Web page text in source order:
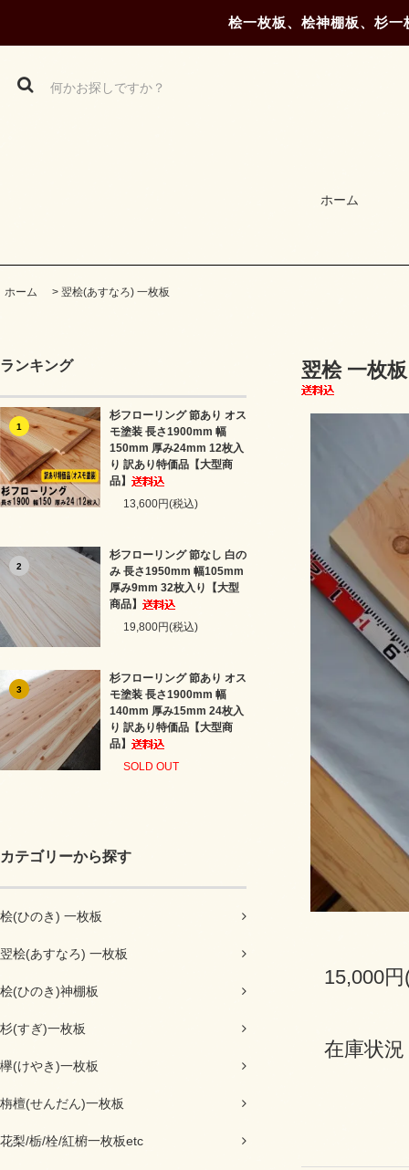
桧一枚板、桧神棚板、杉
ホーム
ホーム > 翌桧(あすなろ) 一枚板
ランキング
1
杉フローリング 節あり オス
モ塗装 長さ1900mm 幅
150mm 厚み24mm 12枚入
り 訳あり特価品【大型商
品】
13,600円(税込)
2
杉フローリング 節なし 白の
み 長さ1950mm 幅105mm
厚み9mm 32枚入り【大型
商品】
19,800円(税込)
3
杉フローリング 節あり オス
モ塗装 長さ1900mm 幅
140mm 厚み15mm 24枚入
り 訳あり特価品【大型商
品】
SOLD OUT
カテゴリーから探す
桧(ひのき) 一枚板
翌桧(あすなろ) 一枚板
桧(ひのき)神棚板
杉(すぎ)一枚板
欅(けやき)一枚板
栴檀(せんだん)一枚板
花梨/栃/栓/紅椨一枚板etc
翌桧 一枚
15,000
在庫状